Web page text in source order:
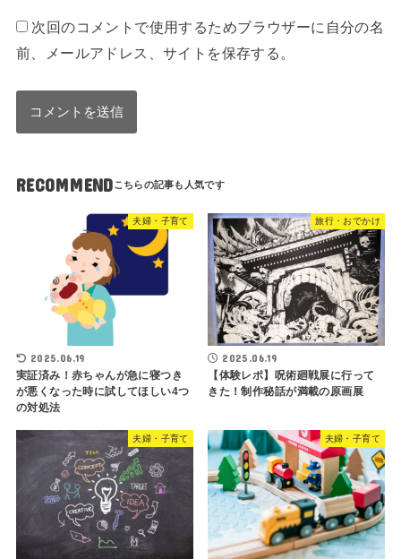
次回のコメントで使用するためブラウザーに自分の名
前、メールアドレス、サイトを保存する。
RECOMMEND
夫婦・子育て
2025.06.19
実証済み！赤ちゃんが急に寝つき
が悪くなった時に試してほしい4つ
の対処法
旅行・おでかけ
2025.06.19
【体験レポ】呪術廻戦展に行って
きた！制作秘話が満載の原画展
夫婦・子育て 夫婦・子育て